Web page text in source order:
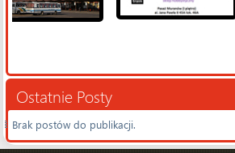
Ostatnie Posty
Brak postów do publikacji.